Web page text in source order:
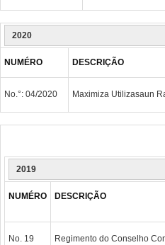
2020
NUMÉRO DESCRIÇÃO
No.°: 04/2020 Maximiza Utilizasaun
2019
NUMÉRO DESCRIÇÃO
No. 19
Regimento do Conselho